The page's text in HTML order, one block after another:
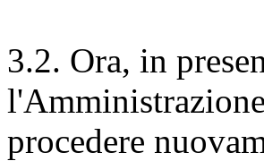
3.2. Ora, in
procedere